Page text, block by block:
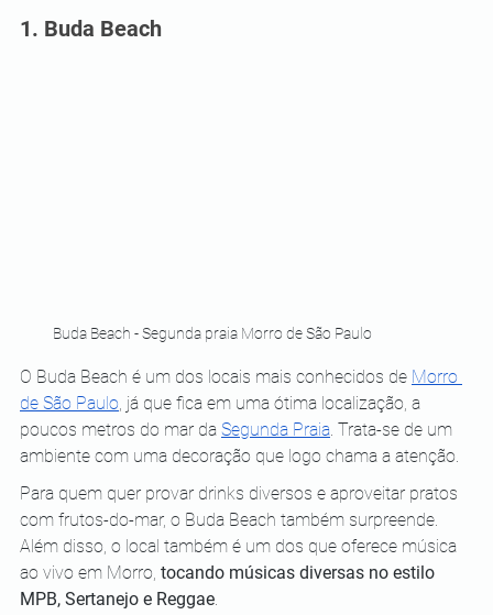
1. Buda Beach
Buda Beach - Segunda praia Morro de São Paulo
O Buda Beach é um dos locais mais conhecidos de Morro
de São Paulo , já que fica em uma ótima localização, a
poucos metros do mar da Segunda Praia . Trata-se de um
ambiente com uma decoração que logo chama a atenção.
Para quem quer provar drinks diversos e aproveitar pratos
com frutos-do-mar, o Buda Beach também surpreende.
Além disso, o local também é um dos que oferece música
ao vivo em Morro, tocando músicas diversas no estilo
MPB, Sertanejo e Reggae